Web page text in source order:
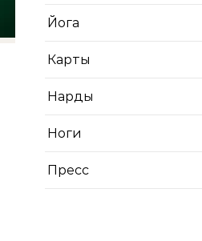
Йога
Карты
Нарды
Ноги
Пресс